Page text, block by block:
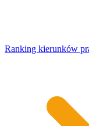
Ranking kierunków